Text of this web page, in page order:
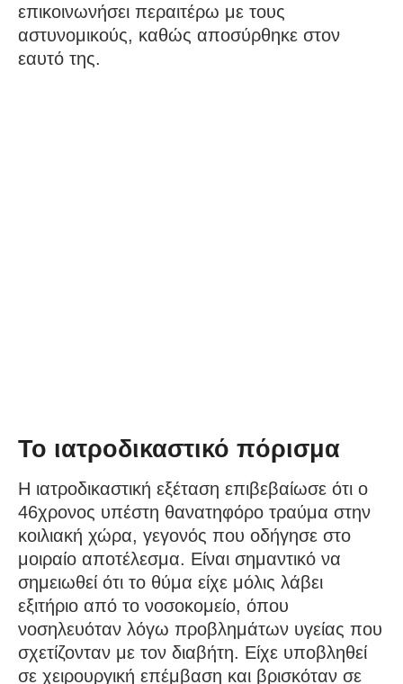
επικοινωνήσει περαιτέρω με τους
αστυνομικούς, καθώς αποσύρθηκε στον
εαυτό της.
Το ιατροδικαστικό πόρισμα
Η ιατροδικαστική εξέταση επιβεβαίωσε ότι ο
46χρονος υπέστη θανατηφόρο τραύμα στην
κοιλιακή χώρα, γεγονός που οδήγησε στο
μοιραίο αποτέλεσμα. Είναι σημαντικό να
σημειωθεί ότι το θύμα είχε μόλις λάβει
εξιτήριο από το νοσοκομείο, όπου
νοσηλευόταν λόγω προβλημάτων υγείας που
σχετίζονταν με τον διαβήτη. Είχε υποβληθεί
σε χειρουργική επέμβαση και βρισκόταν σε